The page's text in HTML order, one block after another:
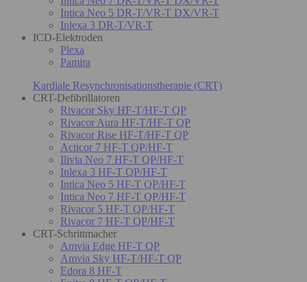
Intica Neo 5 DR-T/VR-T DX/VR-T
Inlexa 3 DR-T/VR-T
ICD-Elektroden
Plexa
Pamira
Kardiale Resynchronisationstherapie (CRT)
CRT-Defibrillatoren
Rivacor Sky HF-T/HF-T QP
Rivacor Aura HF-T/HF-T QP
Rivacor Rise HF-T/HF-T QP
Acticor 7 HF-T QP/HF-T
Ilivia Neo 7 HF-T QP/HF-T
Inlexa 3 HF-T QP/HF-T
Intica Neo 5 HF-T QP/HF-T
Intica Neo 7 HF-T QP/HF-T
Rivacor 5 HF-T QP/HF-T
Rivacor 7 HF-T QP/HF-T
CRT-Schrittmacher
Amvia Edge HF-T QP
Amvia Sky HF-T/HF-T QP
Edora 8 HF-T